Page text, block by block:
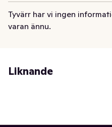
efterrätter.
Tyvärr har vi ingen
varan ännu.
Liknande